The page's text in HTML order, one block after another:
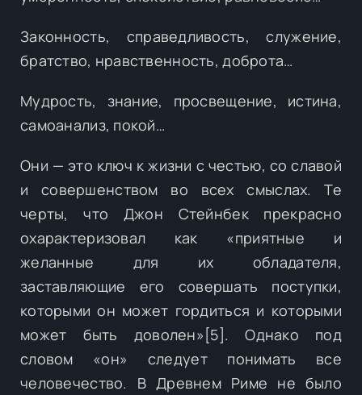
Законность, справедливость, служение,
братство, нравственность, доброта…
Мудрость, знание, просвещение, истина,
самоанализ, покой…
Они — это ключ к жизни с честью, со славой
и совершенством во всех смыслах. Те
черты, что Джон Стейнбек прекрасно
охарактеризовал как «приятные и
желанные для их обладателя,
заставляющие его совершать поступки,
которыми он может гордиться и которыми
может быть доволен»[5]. Однако под
словом «он» следует понимать все
человечество. В Древнем Риме не было